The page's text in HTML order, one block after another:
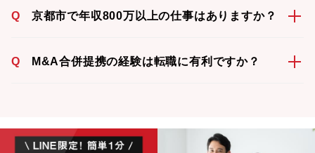
Q 京都市で年収800万以上の仕事はありますか？
Q M&A合併提携の経験は転職に有利ですか？